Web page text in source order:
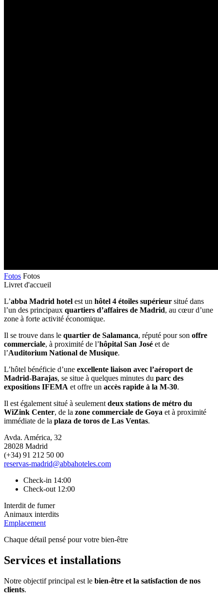
Fotos Fotos
Livret d'accueil
L’abba Madrid hotel est un hôtel 4 étoiles supérieur situé dans
l’un des principaux quartiers d’affaires de Madrid, au cœur d’une
zone à forte activité économique.
Il se trouve dans le quartier de Salamanca, réputé pour son offre
commerciale, à proximité de l’hôpital San José et de
l’Auditorium National de Musique.
L’hôtel bénéficie d’une excellente liaison avec l’aéroport de
Madrid-Barajas, se situe à quelques minutes du parc des
expositions IFEMA et offre un accès rapide à la M-30.
Il est également situé à seulement deux stations de métro du
WiZink Center, de la zone commerciale de Goya et à proximité
immédiate de la plaza de toros de Las Ventas.
Avda. América, 32
28028 Madrid
(+34) 91 212 50 00
reservas-madrid@abbahoteles.com
Check-in 14:00
Check-out 12:00
Interdit de fumer
Animaux interdits
Emplacement
Chaque détail pensé pour votre bien-être
Services et installations
Notre objectif principal est le bien-être et la satisfaction de nos
clients.